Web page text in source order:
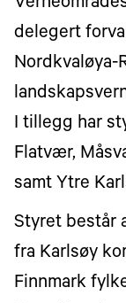
delegert
Nordkvaløya-
I tillegg har
Flatvær,
samt Ytre
Styret består
fra Karlsøy
Finnmark